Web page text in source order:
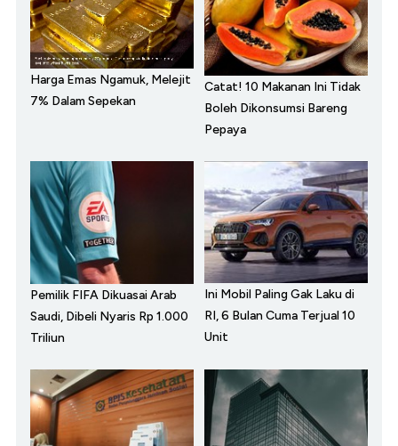
Harga Emas Ngamuk, Melejit
7% Dalam Sepekan
Catat! 10 Makanan Ini Tidak
Boleh Dikonsumsi Bareng
Pepaya
Pemilik FIFA Dikuasai Arab
Saudi, Dibeli Nyaris Rp 1.000
Triliun
Ini Mobil Paling Gak Laku di
RI, 6 Bulan Cuma Terjual 10
Unit